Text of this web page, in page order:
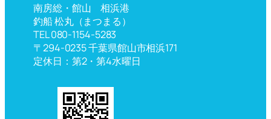
南房総・館山 相浜港
釣船 松丸（まつまる）
TEL 080-1154-5283
〒294-0235 千葉県館山市相浜171
定休日：第2・第4水曜日